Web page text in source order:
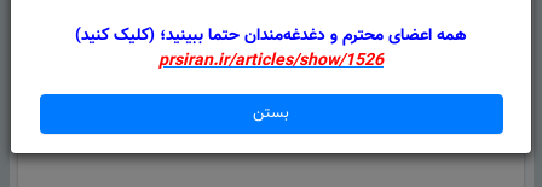
همه اعضای محترم و دغدغه‌مندان حتما ببینید؛ (کلیک کنید)
prsiran.ir/articles/show/1526
بستن